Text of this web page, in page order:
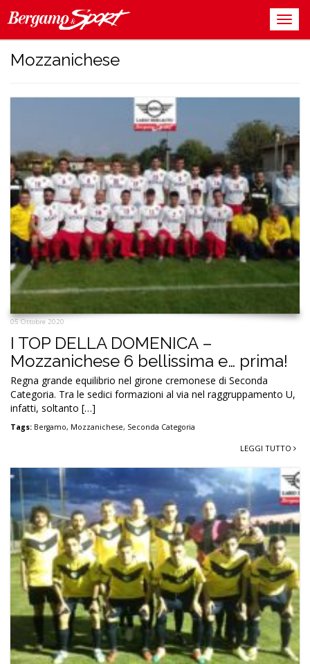
Mozzanichese
05 Ottobre 2020
I TOP DELLA DOMENICA –
Mozzanichese 6 bellissima e… prima!
Regna grande equilibrio nel girone cremonese di Seconda
Categoria. Tra le sedici formazioni al via nel raggruppamento U,
infatti, soltanto […]
Tags: Bergamo, Mozzanichese, Seconda Categoria
LEGGI TUTTO